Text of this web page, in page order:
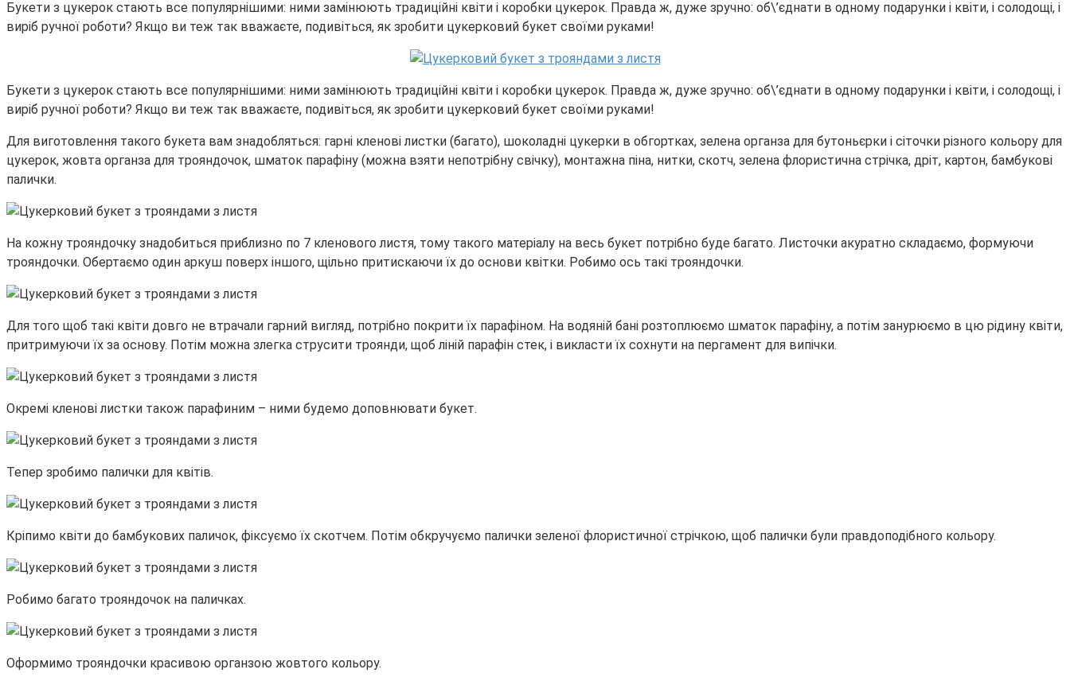
Букети з цукерок стають все популярнішими: ними замінюють традиційні квіти і коробки цукерок. Правда ж, дуже зручно: об\’єднати в одному подарунки і квіти, і солодощі, і
виріб ручної роботи? Якщо ви теж так вважаєте, подивіться, як зробити цукерковий букет своїми руками!
Букети з цукерок стають все популярнішими: ними замінюють традиційні квіти і коробки цукерок. Правда ж, дуже зручно: об\’єднати в одному подарунки і квіти, і солодощі, і
виріб ручної роботи? Якщо ви теж так вважаєте, подивіться, як зробити цукерковий букет своїми руками!
Для виготовлення такого букета вам знадобляться: гарні кленові листки (багато), шоколадні цукерки в обгортках, зелена органза для бутоньєрки і сіточки різного кольору для
цукерок, жовта органза для трояндочок, шматок парафіну (можна взяти непотрібну свічку), монтажна піна, нитки, скотч, зелена флористична стрічка, дріт, картон, бамбукові
палички.
На кожну трояндочку знадобиться приблизно по 7 кленового листя, тому такого матеріалу на весь букет потрібно буде багато. Листочки акуратно складаємо, формуючи
трояндочки. Обертаємо один аркуш поверх іншого, щільно притискаючи їх до основи квітки. Робимо ось такі трояндочки.
Для того щоб такі квіти довго не втрачали гарний вигляд, потрібно покрити їх парафіном. На водяній бані розтоплюємо шматок парафіну, а потім занурюємо в цю рідину квіти,
притримуючи їх за основу. Потім можна злегка струсити троянди, щоб ліній парафін стек, і викласти їх сохнути на пергамент для випічки.
Окремі кленові листки також парафиним – ними будемо доповнювати букет.
Тепер зробимо палички для квітів.
Кріпимо квіти до бамбукових паличок, фіксуємо їх скотчем. Потім обкручуємо палички зеленої флористичної стрічкою, щоб палички були правдоподібного кольору.
Робимо багато трояндочок на паличках.
Оформимо трояндочки красивою органзою жовтого кольору.